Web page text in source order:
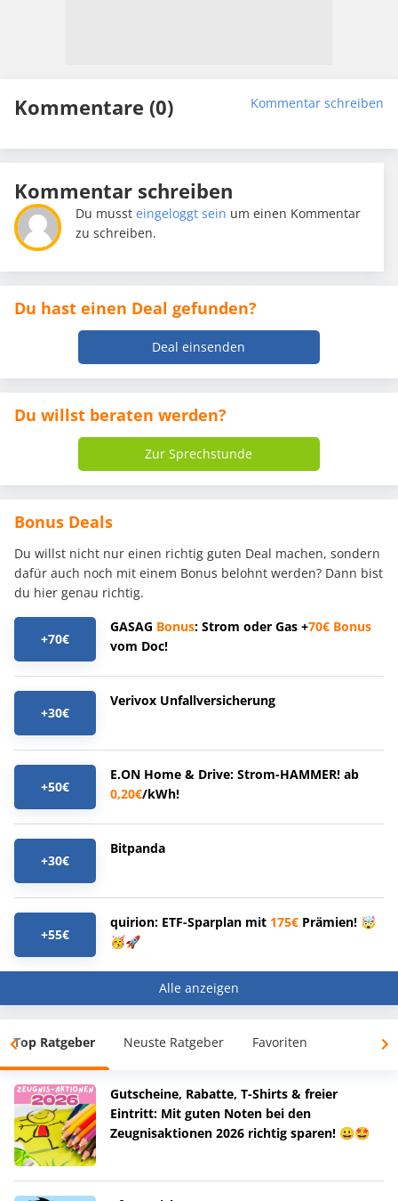
Kommentare (0) Kommentar schreiben
Kommentar schreiben
Du mussteingeloggt sein um einen Kommentar
zu schreiben.
Du hast einen Deal gefunden?
Deal einsenden
Du willst beraten werden?
Zur Sprechstunde
Bonus Deals
Du willst nicht nur einen richtig guten Deal machen, sondern
dafür auch noch mit einem Bonus belohnt werden? Dann bist
du hier genau richtig.
+70€
GASAG Bonus: Strom oder Gas +70€ Bonus
vom Doc!
+30€
Verivox Unfallversicherung
+50€
E.ON Home & Drive: Strom-HAMMER! ab
0,20€/kWh!
+30€
Bitpanda
+55€
quirion: ETF-Sparplan mit 175€ Prämien! 🤯
🥳🚀
Alle anzeigen
Top Ratgeber Neuste Ratgeber Favoriten
Gutscheine, Rabatte, T-Shirts & freier
Eintritt: Mit guten Noten bei den
Zeugnisaktionen 2026 richtig sparen! 😀🤩